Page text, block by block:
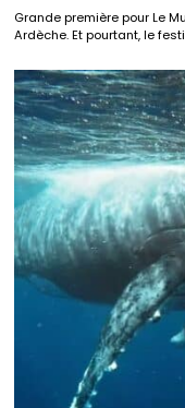
Grande première pour Le
Ardèche. Et pourtant, le